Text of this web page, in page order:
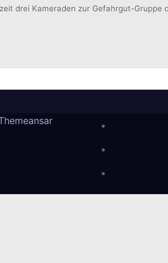
drei Kameraden zur Gefahrgut-Gruppe